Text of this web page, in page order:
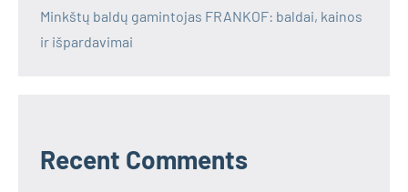
Minkštų baldų gamintojas FRANKOF: baldai, kainos
ir išpardavimai
Recent Comments